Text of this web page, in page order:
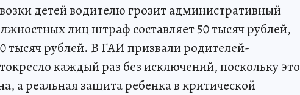
детей водителю грозит административный
лиц штраф составляет 50 тысяч рублей,
рублей. В ГАИ призвали родителей-
каждый раз без исключений, поскольку это
а реальная защита ребенка в критической